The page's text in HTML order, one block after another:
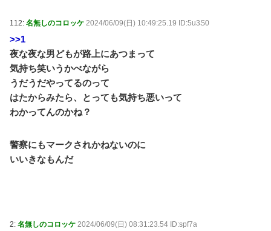
112: 名無しのコロッケ 2024/06/09(日) 10:49:25.19 ID:5u3S0
>>1
夜な夜な男どもが路上にあつまって
気持ち笑いうかべながら
うだうだやってるのって
はたからみたら、とっても気持ち悪いって
わかってんのかね？
警察にもマークされかねないのに
いいきなもんだ
2: 名無しのコロッケ 2024/06/09(日) 08:31:23.54 ID:spf7a